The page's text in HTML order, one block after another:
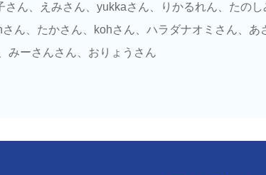
さん、えみさん、yukkaさん、りかるれん、たのし
ん、たかさん、kohさん、ハラダナオミさん、あ
みーさんさん、おりょうさん